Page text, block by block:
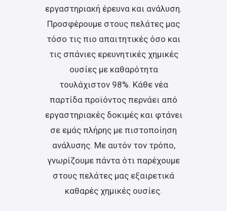
εργαστηριακή έρευνα και ανάλυση.
Προσφέρουμε στους πελάτες μας
τόσο τις πιο απαιτητικές όσο και
τις σπάνιες ερευνητικές χημικές
ουσίες με καθαρότητα
τουλάχιστον 98%. Κάθε νέα
παρτίδα προϊόντος περνάει από
εργαστηριακές δοκιμές και φτάνει
σε εμάς πλήρης με πιστοποίηση
ανάλυσης. Με αυτόν τον τρόπο,
γνωρίζουμε πάντα ότι παρέχουμε
στους πελάτες μας εξαιρετικά
καθαρές χημικές ουσίες.